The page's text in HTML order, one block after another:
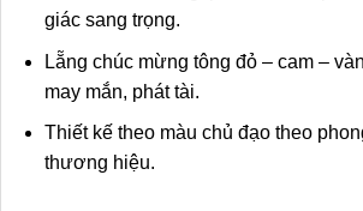
giác sang trọng.
Lẵng chúc mừng tông đỏ – cam –
may mắn, phát tài.
Thiết kế theo màu chủ đạo theo
thương hiệu.